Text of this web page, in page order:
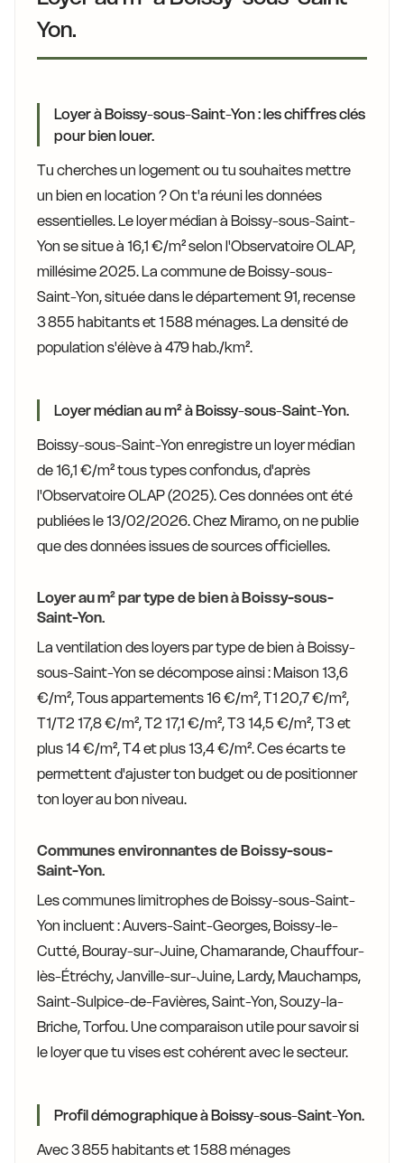
Yon.
Loyer à Boissy-sous-Saint-Yon : les chiffres clés
pour bien louer.
Tu cherches un logement ou tu souhaites mettre
un bien en location ? On t'a réuni les données
essentielles. Le loyer médian à Boissy-sous-Saint-
Yon se situe à 16,1 €/m² selon l'Observatoire OLAP,
millésime 2025. La commune de Boissy-sous-
Saint-Yon, située dans le département 91, recense
3 855 habitants et 1 588 ménages. La densité de
population s'élève à 479 hab./km².
Loyer médian au m² à Boissy-sous-Saint-Yon.
Boissy-sous-Saint-Yon enregistre un loyer médian
de 16,1 €/m² tous types confondus, d'après
l'Observatoire OLAP (2025). Ces données ont été
publiées le 13/02/2026. Chez Miramo, on ne publie
que des données issues de sources officielles.
Loyer au m² par type de bien à Boissy-sous-
Saint-Yon.
La ventilation des loyers par type de bien à Boissy-
sous-Saint-Yon se décompose ainsi : Maison 13,6
€/m², Tous appartements 16 €/m², T1 20,7 €/m²,
T1/T2 17,8 €/m², T2 17,1 €/m², T3 14,5 €/m², T3 et
plus 14 €/m², T4 et plus 13,4 €/m². Ces écarts te
permettent d'ajuster ton budget ou de positionner
ton loyer au bon niveau.
Communes environnantes de Boissy-sous-
Saint-Yon.
Les communes limitrophes de Boissy-sous-Saint-
Yon incluent : Auvers-Saint-Georges, Boissy-le-
Cutté, Bouray-sur-Juine, Chamarande, Chauffour-
lès-Étréchy, Janville-sur-Juine, Lardy, Mauchamps,
Saint-Sulpice-de-Favières, Saint-Yon, Souzy-la-
Briche, Torfou. Une comparaison utile pour savoir si
le loyer que tu vises est cohérent avec le secteur.
Profil démographique à Boissy-sous-Saint-Yon.
Avec 3 855 habitants et 1 588 ménages